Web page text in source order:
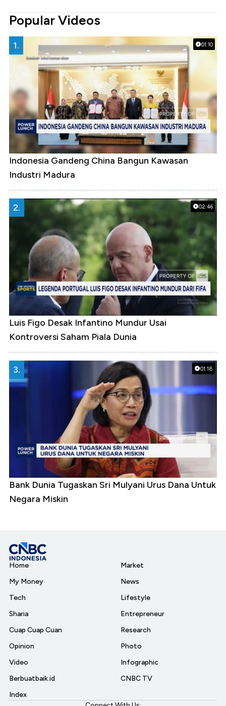
Popular Videos
01:10
1.
Indonesia Gandeng China Bangun Kawasan
Industri Madura
02:46
2.
Luis Figo Desak Infantino Mundur Usai
Kontroversi Saham Piala Dunia
01:18
3.
Bank Dunia Tugaskan Sri Mulyani Urus Dana Untuk
Negara Miskin
Home
My Money
Tech
Sharia
Cuap Cuap Cuan
Opinion
Video
Berbuatbaik.id
Index
Market
News
Lifestyle
Entrepreneur
Research
Photo
Infographic
CNBC TV